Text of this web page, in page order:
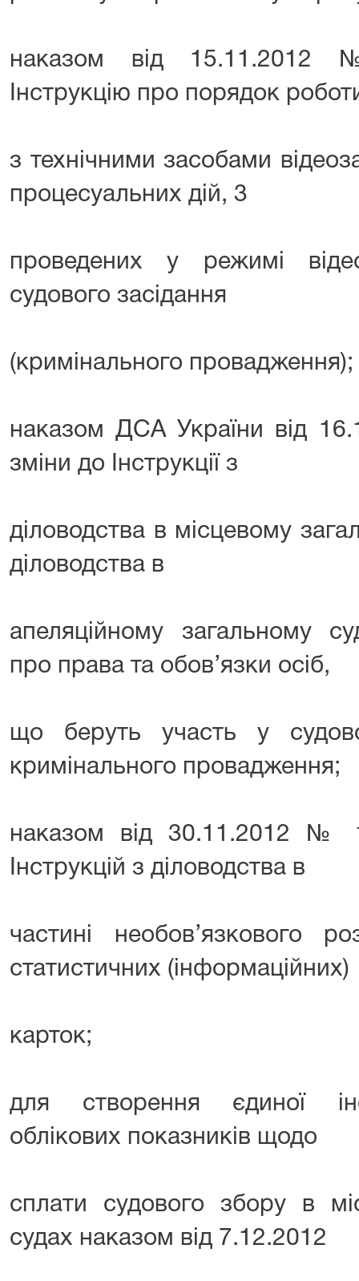
наказом від 15.11.2012
Інструкцію про порядок
з технічними засобами
процесуальних дій, 3
проведених у режимі
судового засідання
(кримінального провадження);
наказом ДСА України від
зміни до Інструкції з
діловодства в місцевому
діловодства в
апеляційному загальному
про права та обов’язки осіб,
що беруть участь у
кримінального провадження;
наказом від 30.11.2012 №
Інструкцій з діловодства в
частині необов’язкового
статистичних (інформаційних)
карток;
для створення єдиної
облікових показників щодо
сплати судового збору в
судах наказом від 7.12.2012